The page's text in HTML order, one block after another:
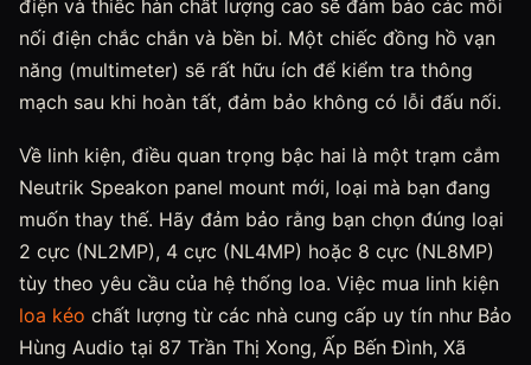
điện và thiếc hàn chất lượng cao sẽ đảm bảo các mối
nối điện chắc chắn và bền bỉ. Một chiếc đồng hồ vạn
năng (multimeter) sẽ rất hữu ích để kiểm tra thông
mạch sau khi hoàn tất, đảm bảo không có lỗi đấu nối.
Về linh kiện, điều quan trọng bậc hai là một trạm cắm
Neutrik Speakon panel mount mới, loại mà bạn đang
muốn thay thế. Hãy đảm bảo rằng bạn chọn đúng loại
2 cực (NL2MP), 4 cực (NL4MP) hoặc 8 cực (NL8MP)
tùy theo yêu cầu của hệ thống loa. Việc mua linh kiện
loa kéo chất lượng từ các nhà cung cấp uy tín như Bảo
Hùng Audio tại 87 Trần Thị Xong, Ấp Bến Đình, Xã